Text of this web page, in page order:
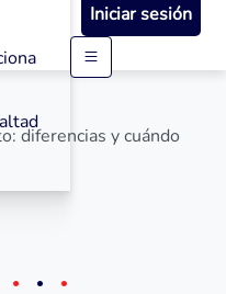
Iniciar sesión
diferencias y cuándo